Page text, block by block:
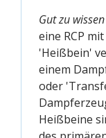
Gut zu wissen
eine RCP
'Heißbein'
einem
oder
Heißbeine